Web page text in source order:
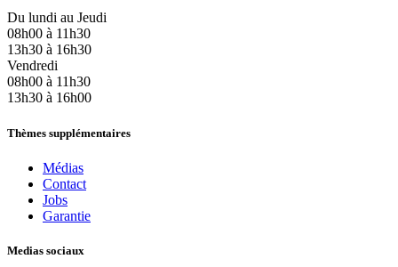
Du lundi au Jeudi
08h00 à 11h30
13h30 à 16h30
Vendredi
08h00 à 11h30
13h30 à 16h00
Thèmes supplémentaires
Médias
Contact
Jobs
Garantie
Medias sociaux